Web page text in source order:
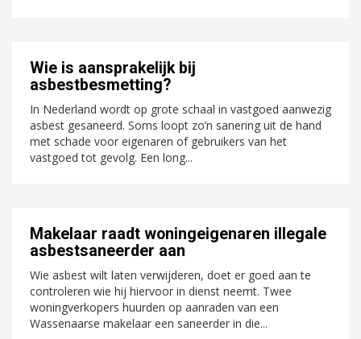
Wie is aansprakelijk bij
asbestbesmetting?
In Nederland wordt op grote schaal in vastgoed aanwezig
asbest gesaneerd. Soms loopt zo’n sanering uit de hand
met schade voor eigenaren of gebruikers van het
vastgoed tot gevolg. Een long...
Makelaar raadt woningeigenaren illegale
asbestsaneerder aan
Wie asbest wilt laten verwijderen, doet er goed aan te
controleren wie hij hiervoor in dienst neemt. Twee
woningverkopers huurden op aanraden van een
Wassenaarse makelaar een saneerder in die...